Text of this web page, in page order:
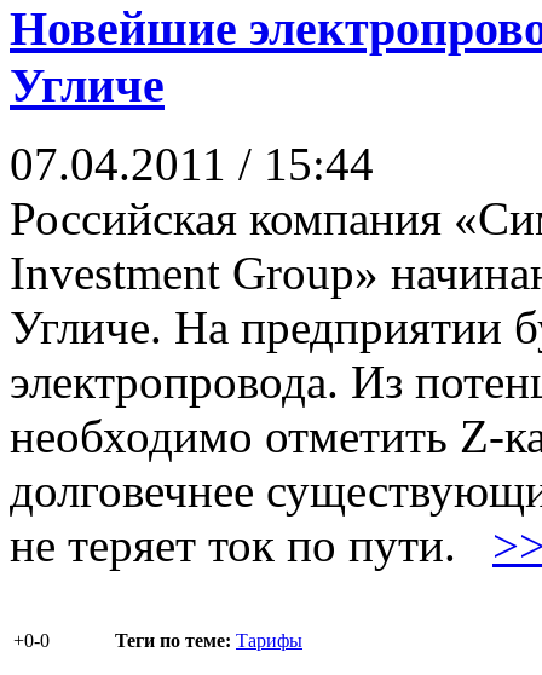
Новейшие
Угличе
07.04.2011 / 15:44
Российская компания
Investment Group»
Угличе. На предприятии
электропровода. Из
необходимо отметить Z-
долговечнее
не теряет ток по пути.
+0-0 Теги по теме: Тарифы